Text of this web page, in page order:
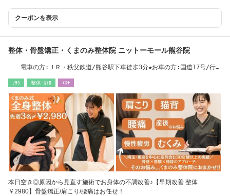
クーポンを表示
整体・骨盤矯正・くまのみ整体院 ニットーモール熊谷院
電車の方:ＪＲ・秩父鉄道/熊谷駅下車徒歩3分★お車の方:国道17号/行田
ﾘﾗｸ 整体･ｶｲﾛ ｴｽﾃ
本日空き◎原因から見直す施術でお身体の不調改善♪【早期改善 整体
￥2980】骨盤矯正/肩こり/腰痛はお任せ！